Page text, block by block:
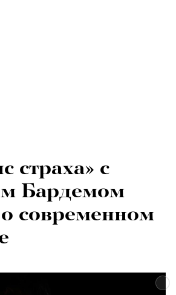
страха» с
Бардемом
современном